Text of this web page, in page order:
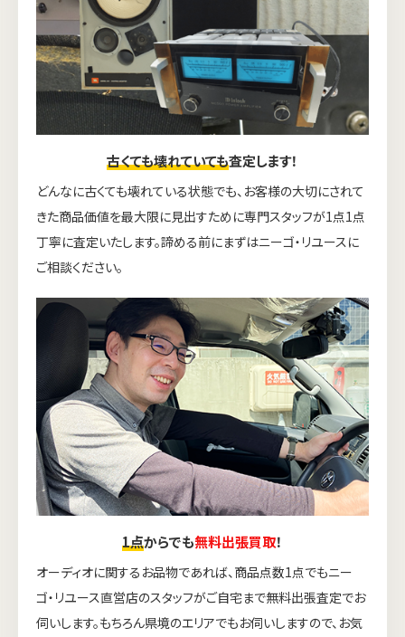
古くても壊れていても査定します！
どんなに古くても壊れている状態でも、お客様の大切にされて
きた商品価値を最大限に見出すために専門スタッフが1点1点
丁寧に査定いたします。諦める前にまずはニーゴ・リユースに
ご相談ください。
1点からでも無料出張買取！
オーディオに関するお品物であれば、商品点数1点でもニー
ゴ・リユース直営店のスタッフがご自宅まで無料出張査定でお
伺いします。もちろん県境のエリアでもお伺いしますので、お気